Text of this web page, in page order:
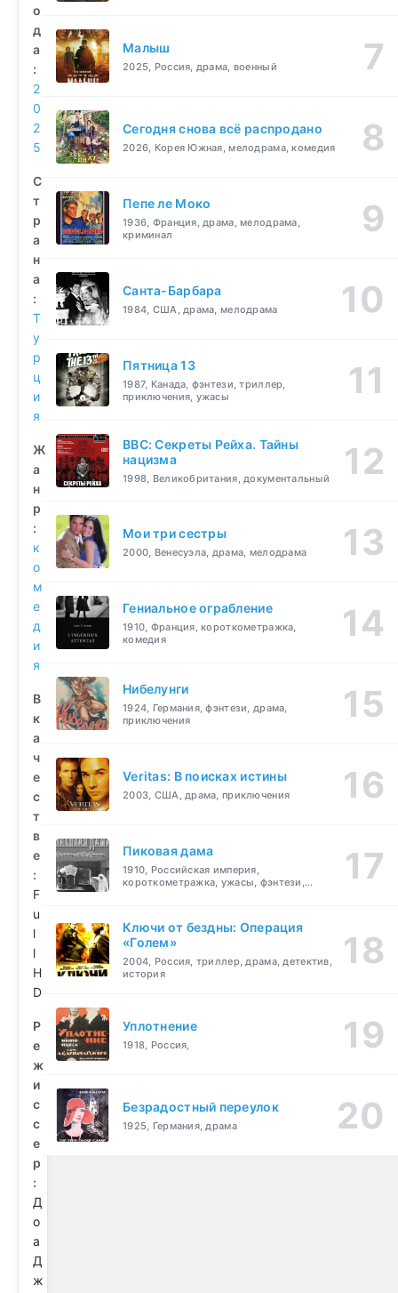
о
д
а
:
2
0
2
5
С
т
р
а
н
а
:
Т
у
р
ц
и
я
Ж
а
н
р
:
к
о
м
е
д
и
я
В
к
а
ч
е
с
т
в
е
:
F
u
l
l
H
D
Р
е
ж
и
с
с
е
р
:
Д
о
а
Д
ж
Малыш
2025, Россия, драма, военный
Сегодня снова всё распродано
2026, Корея Южная, мелодрама, комедия
Пепе ле Моко
1936, Франция, драма, мелодрама,
криминал
Санта-Барбара
1984, США, драма, мелодрама
Пятница 13
1987, Канада, фэнтези, триллер,
приключения, ужасы
BBC: Секреты Рейха. Тайны
нацизма
1998, Великобритания, документальный
Мои три сестры
2000, Венесуэла, драма, мелодрама
Гениальное ограбление
1910, Франция, короткометражка,
комедия
Нибелунги
1924, Германия, фэнтези, драма,
приключения
Veritas: В поисках истины
2003, США, драма, приключения
Пиковая дама
1910, Российская империя,
короткометражка, ужасы, фэнтези,
Ключи от бездны: Операция
«Голем»
2004, Россия, триллер, драма, детектив,
история
Уплотнение
1918, Россия,
Безрадостный переулок
1925, Германия, драма